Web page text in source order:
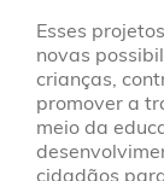
Esses
novas
crianças,
promover a
meio da
cidadãos